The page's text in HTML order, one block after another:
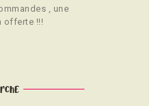
, une
offerte !!!